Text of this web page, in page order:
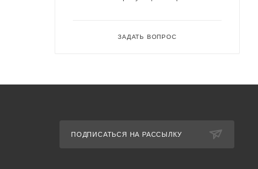
ЗАДАТЬ ВОПРОС
ПОДПИСАТЬСЯ НА РАССЫЛКУ